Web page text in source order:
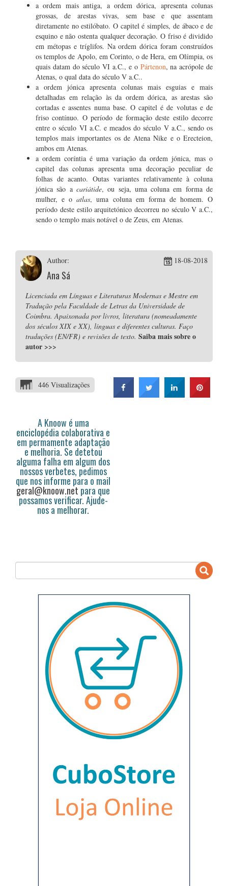
a ordem mais antiga, a ordem dórica, apresenta colunas
grossas, de arestas vivas, sem base e que assentam
diretamente no estilóbato. O capitel é simples, de ábaco e de
esquino e não ostenta qualquer decoração. O friso é dividido
em métopas e tríglifos. Na ordem dórica foram construídos
os templos de Apolo, em Corinto, o de Hera, em Olímpia, os
quais datam do século VI a.C., e o Pártenon, na acrópole de
Atenas, o qual data do século V a.C..
a ordem jónica apresenta colunas mais esguias e mais
detalhadas em relação às da ordem dórica, as arestas são
cortadas e assentes numa base. O capitel é de volutas e de
friso contínuo. O período de formação deste estilo decorre
entre o século VI a.C. e meados do século V a.C., sendo os
templos mais importantes os de Atena Nike e o Erecteion,
ambos em Atenas.
a ordem coríntia é uma variação da ordem jónica, mas o
capitel das colunas apresenta uma decoração peculiar de
folhas de acanto. Outas variantes relativamente à coluna
jónica são a cariátide, ou seja, uma coluna em forma de
mulher, e oatlas, uma coluna em forma de homem. O
período deste estilo arquitetónico decorreu no século V a.C.,
sendo o templo mais notável o de Zeus, em Atenas.
Author:
Ana Sá
18-08-2018
Licenciada em Línguas e Literaturas Modernas e Mestre em
Tradução pela Faculdade de Letras da Universidade de
Coimbra. Apaixonada por livros, literatura (nomeadamente
dos séculos XIX e XX), línguas e diferentes culturas. Faço
traduções (EN/FR) e revisões de texto. Saiba mais sobre o
autor >>>
446 Visualizações
A Knoow é uma
enciclopédia colaborativa e
em permamente adaptação
e melhoria. Se detetou
alguma falha em algum dos
nossos verbetes, pedimos
que nos informe para o mail
geral@knoow.net para que
possamos verificar. Ajude-
nos a melhorar.